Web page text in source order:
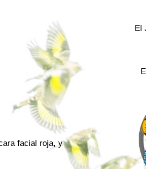
facial roja, y
El